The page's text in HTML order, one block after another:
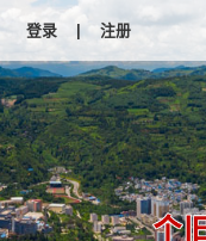
登录 | 注册